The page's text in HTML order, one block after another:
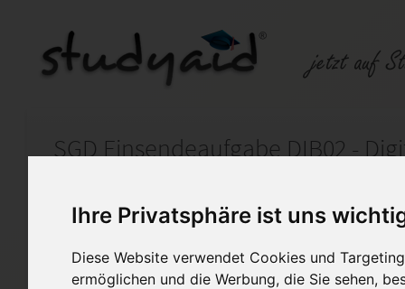
Ihre Privatsphäre ist uns
Diese Website verwendet Cookies und
ermöglichen und die Werbung, die Sie sehen,
Auf StudyAid.de verkaufen
Startseite Technik und Informatik